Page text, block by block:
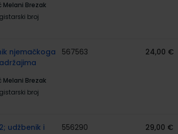
Melani Brezak
broj
njemačkoga
Melani Brezak
broj
567563 24,00 €
2; udžbenik i
556290 29,00 €